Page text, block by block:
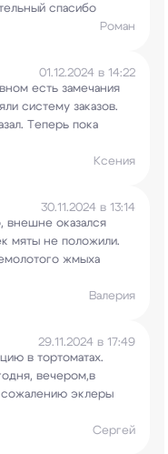
спасибо
Роман
01.12.2024 в 14:22
есть замечания
систему заказов.
Теперь пока
Ксения
30.11.2024 в 13:14
внешне оказался
мяты не положили.
жмыха
Валерия
29.11.2024 в 17:49
в тортоматах.
вечером,в
сожалению эклеры
Сергей